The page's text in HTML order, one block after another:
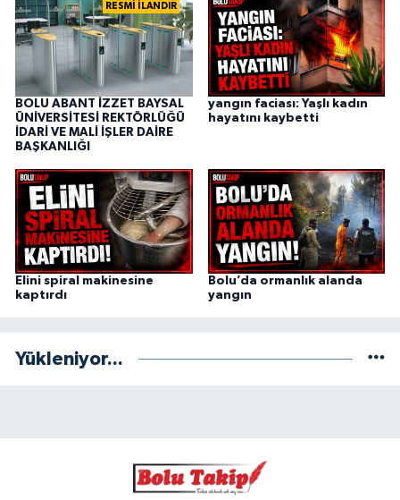
RESMİ İLANDIR
BOLU ABANT İZZET BAYSAL
ÜNİVERSİTESİ REKTÖRLÜĞÜ
İDARİ VE MALİ İŞLER DAİRE
BAŞKANLIĞI
yangın faciası: Yaşlı kadın
hayatını kaybetti
Elini spiral makinesine
kaptırdı
Bolu’da ormanlık alanda
yangın
Yükleniyor...